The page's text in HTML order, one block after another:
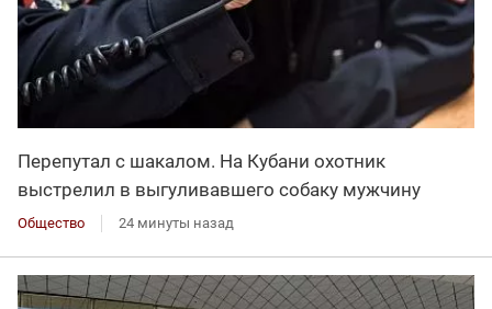
Перепутал с шакалом. На Кубани охотник
выстрелил в выгуливавшего собаку мужчину
Общество 24 минуты назад